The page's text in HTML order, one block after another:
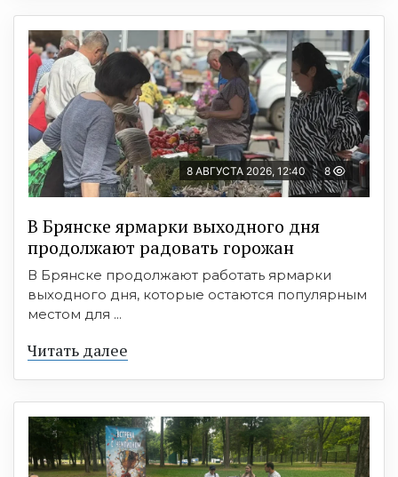
8 АВГУСТА 2026, 12:40 8
В Брянске ярмарки выходного дня
продолжают радовать горожан
В Брянске продолжают работать ярмарки
выходного дня, которые остаются популярным
местом для ...
Читать далее